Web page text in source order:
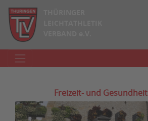
Freizeit- und